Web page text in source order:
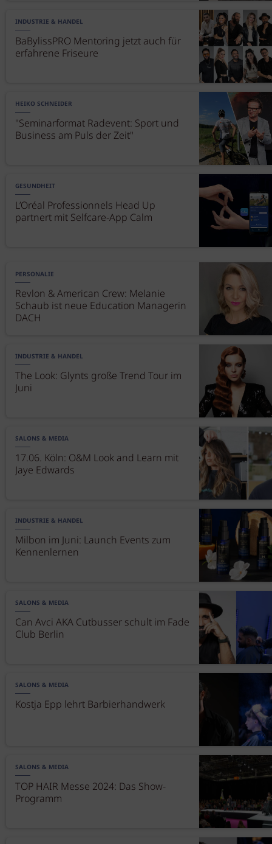
INDUSTRIE & HANDEL
BaBylissPRO Mentoring jetzt auch für
erfahrene Friseure
HEIKO SCHNEIDER
"Seminarformat Radevent: Sport und
Business am Puls der Zeit"
GESUNDHEIT
L’Oréal Professionnels Head Up
partnert mit Selfcare-App Calm
PERSONALIE
Revlon & American Crew: Melanie
Schaub ist neue Education Managerin
DACH
INDUSTRIE & HANDEL
The Look: Glynts große Trend Tour im
Juni
SALONS & MEDIA
17.06. Köln: O&M Look and Learn mit
Jaye Edwards
INDUSTRIE & HANDEL
Milbon im Juni: Launch Events zum
Kennenlernen
SALONS & MEDIA
Can Avci AKA Cutbusser schult im Fade
Club Berlin
SALONS & MEDIA
Kostja Epp lehrt Barbierhandwerk
SALONS & MEDIA
TOP HAIR Messe 2024: Das Show-
Programm